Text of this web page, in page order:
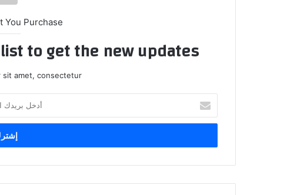
You Purchase
to get the new updates!
sit amet, consectetur.
بريدك
الإلكتروني